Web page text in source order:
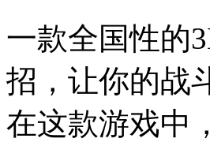
一款全国性的
招，让你的战
在这款游戏中